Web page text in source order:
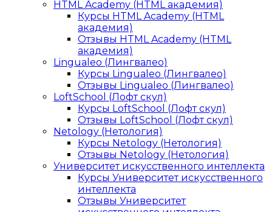
HTML Academy (HTML академия)
Курсы HTML Academy (HTML
академия)
Отзывы HTML Academy (HTML
академия)
Lingualeo (Лингвалео)
Курсы Lingualeo (Лингвалео)
Отзывы Lingualeo (Лингвалео)
LoftSchool (Лофт скул)
Курсы LoftSchool (Лофт скул)
Отзывы LoftSchool (Лофт скул)
Netology (Нетология)
Курсы Netology (Нетология)
Отзывы Netology (Нетология)
Университет искусственного интеллекта
Курсы Университет искусственного
интеллекта
Отзывы Университет